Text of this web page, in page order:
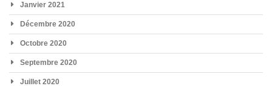
Janvier 2021
Décembre 2020
Octobre 2020
Septembre 2020
Juillet 2020